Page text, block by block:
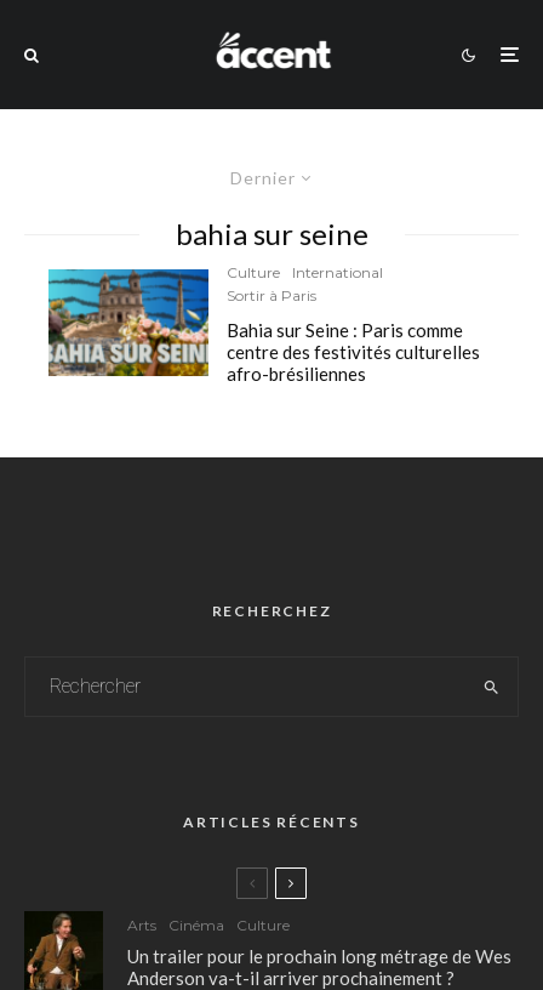
Dernier
bahia sur seine
Culture
International
Sortir à Paris
Bahia sur Seine : Paris comme
centre des festivités culturelles
afro-brésiliennes
RECHERCHEZ
ARTICLES RÉCENTS
Arts Cinéma Culture
Un trailer pour le prochain long métrage de Wes
Anderson va-t-il arriver prochainement ?